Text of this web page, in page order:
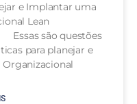
e Implantar uma
Lean
para planejar e